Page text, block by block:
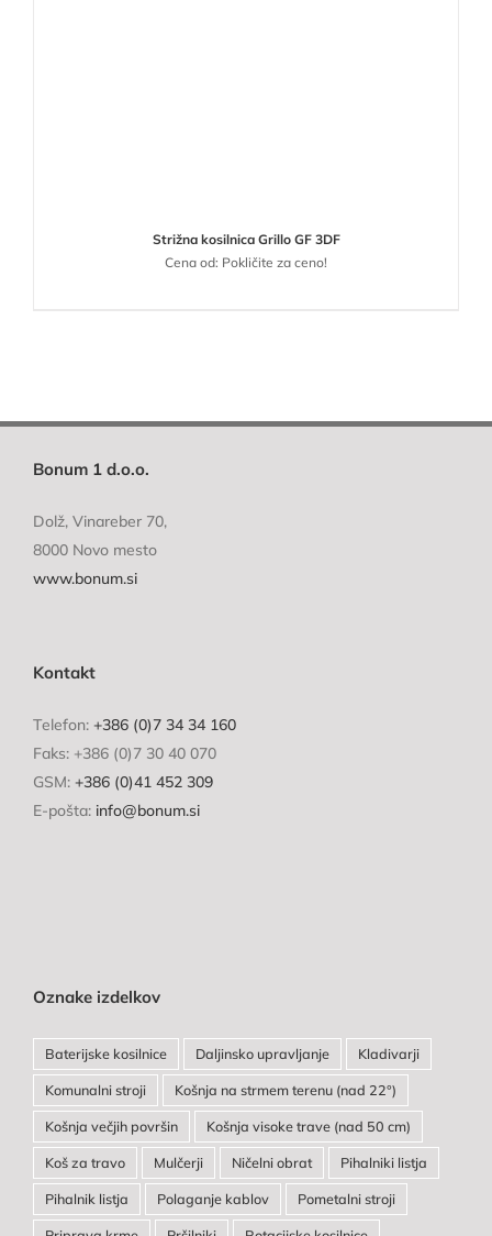
Strižna kosilnica Grillo GF 3DF
Cena od: Pokličite za ceno!
Bonum 1 d.o.o.
Dolž, Vinareber 70,
8000 Novo mesto
www.bonum.si
Kontakt
Telefon: +386 (0)7 34 34 160
Faks: +386 (0)7 30 40 070
GSM: +386 (0)41 452 309
E-pošta: info@bonum.si
Oznake izdelkov
Baterijske kosilnice Daljinsko upravljanje Kladivarji
Komunalni stroji Košnja na strmem terenu (nad 22°)
Košnja večjih površin Košnja visoke trave (nad 50 cm)
Koš za travo Mulčerji Ničelni obrat Pihalniki listja
Pihalnik listja Polaganje kablov Pometalni stroji